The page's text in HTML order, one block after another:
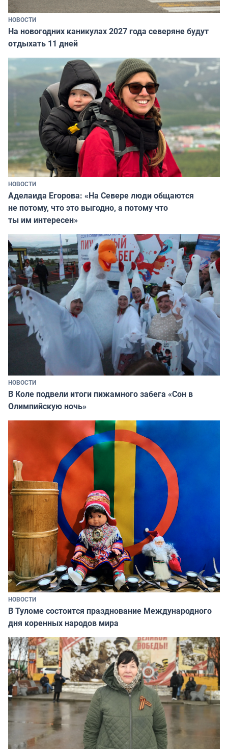
НОВОСТИ
На новогодних каникулах 2027 года северяне будут
отдыхать 11 дней
НОВОСТИ
Аделаида Егорова: «На Севере люди общаются
не потому, что это выгодно, а потому что
ты им интересен»
НОВОСТИ
В Коле подвели итоги пижамного забега «Сон в
Олимпийскую ночь»
НОВОСТИ
В Туломе состоится празднование Международного
дня коренных народов мира